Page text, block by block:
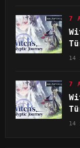
7
14
7
14